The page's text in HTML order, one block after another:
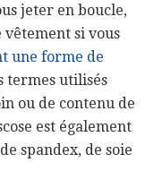
jeter en boucle,
si vous
une forme de
termes utilisés
ou de contenu de
est également
spandex, de soie